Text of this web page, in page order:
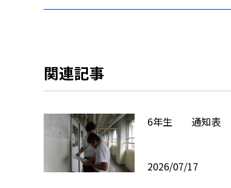
関連記事
6年生 通知表
2026/07/17